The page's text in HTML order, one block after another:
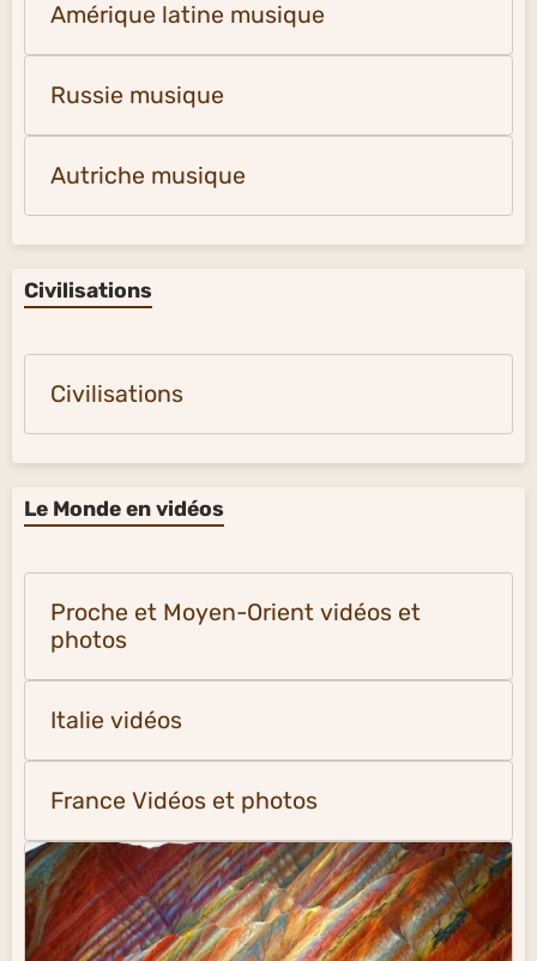
Amérique latine musique
Russie musique
Autriche musique
Civilisations
Civilisations
Le Monde en vidéos
Proche et Moyen-Orient vidéos et
photos
Italie vidéos
France Vidéos et photos